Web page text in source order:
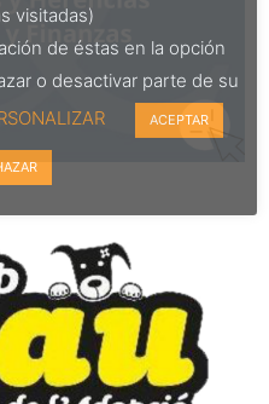
visitadas)
de éstas en la opción
o desactivar parte de su
ACEPTAR